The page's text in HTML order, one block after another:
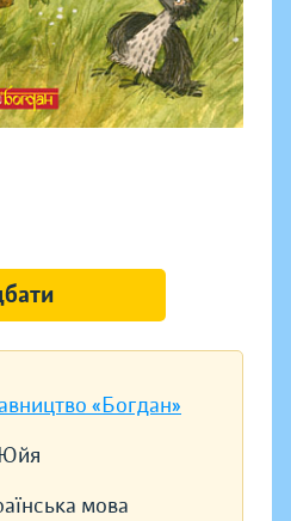
«Богдан»
Юйя
мова